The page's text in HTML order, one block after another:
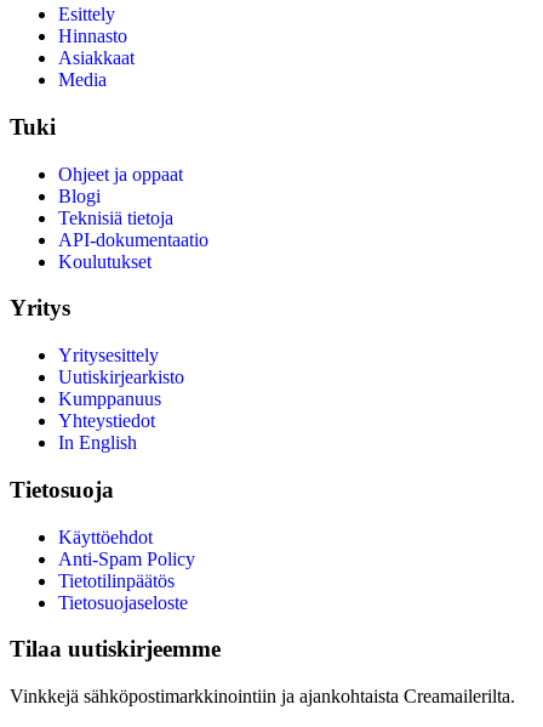
Esittely
Hinnasto
Asiakkaat
Media
Tuki
Ohjeet ja oppaat
Blogi
Teknisiä tietoja
API-dokumentaatio
Koulutukset
Yritys
Yritysesittely
Uutiskirjearkisto
Kumppanuus
Yhteystiedot
In English
Tietosuoja
Käyttöehdot
Anti-Spam Policy
Tietotilinpäätös
Tietosuojaseloste
Tilaa uutiskirjeemme
Vinkkejä sähköpostimarkkinointiin ja ajankohtaista Creamailerilta.